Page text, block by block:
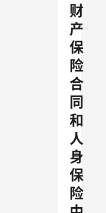
财
产
保
险
合
同
和
人
身
保
险